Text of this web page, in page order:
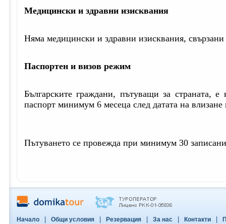
Медицински и здравни изисквания
Няма медицински и здравни изисквания, свързани
Паспортен и визов режим
Българските граждани, пътуващи за страната,
паспорт минимум 6 месеца след датата на влизане
Пътуването се провежда при минимум 30
Начало Общи условия Резервация За нас Контакти